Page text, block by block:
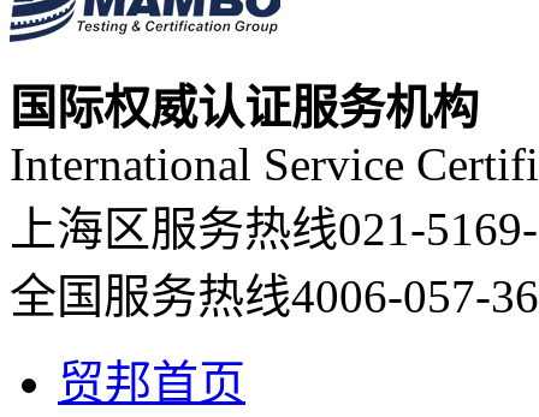
国际权威认证服务机构
International Service
上海区服务热线021-
全国服务热线4006-057-
贸邦首页